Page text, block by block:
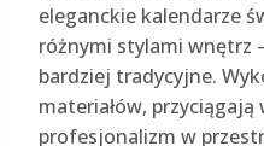
eleganckie kalendarze
różnymi stylami wnętrz
bardziej tradycyjne.
materiałów,
profesjonalizm w